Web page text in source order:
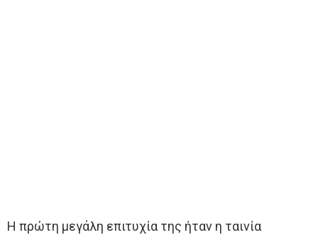
Η πρώτη μεγάλη επιτυχία της ήταν η ταινία